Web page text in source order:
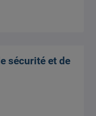
sécurité et de